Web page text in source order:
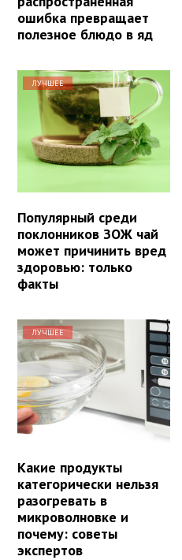
ошибка превращает
полезное блюдо в яд
ЛУЧШЕЕ
Популярный среди
поклонников ЗОЖ чай
может причинить вред
здоровью: только
факты
ЛУЧШЕЕ
Какие продукты
категорически нельзя
разогревать в
микроволновке и
почему: советы
экспертов